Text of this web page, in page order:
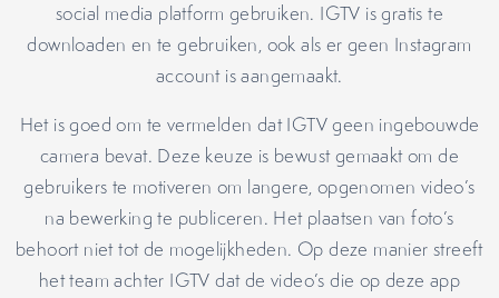
social media platform gebruiken. IGTV is gratis te
downloaden en te gebruiken, ook als er geen Instagram
account is aangemaakt.
Het is goed om te vermelden dat IGTV geen ingebouwde
camera bevat. Deze keuze is bewust gemaakt om de
gebruikers te motiveren om langere, opgenomen video’s
na bewerking te publiceren. Het plaatsen van foto’s
behoort niet tot de mogelijkheden. Op deze manier streeft
het team achter IGTV dat de video’s die op deze app